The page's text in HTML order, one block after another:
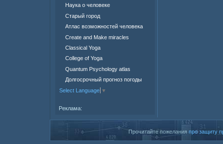
Наука о человеке
Старый город
Атлас возможностей человека
Create and Make miracles
Classical Yoga
College of Yoga
Quantum Psychology atlas
Долгосрочный прогноз погоды
Select Language ▼
Реклама:
Прочитайте пожелания про защиту